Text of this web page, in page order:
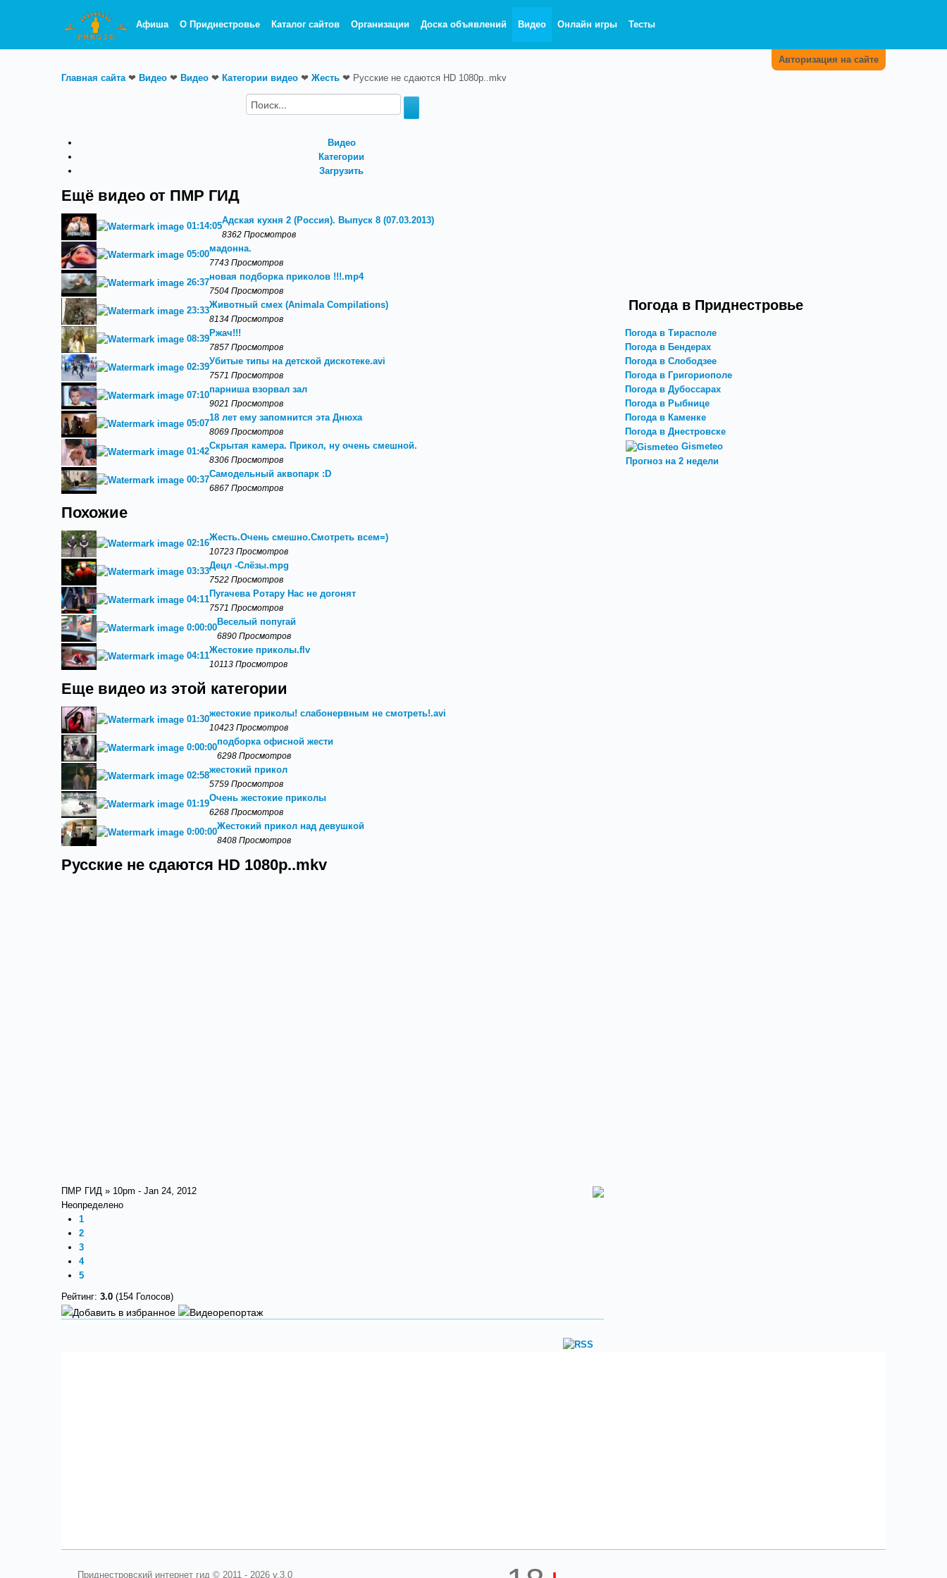
Афиша О Приднестровье Каталог сайтов Организации Доска объявлений Видео Онлайн игры Тесты
Авторизация на сайте
Главная сайта❤ Видео ❤ Видео ❤ Категории видео ❤ Жесть ❤ Русские не сдаются HD 1080p..mkv
Видео
Категории
Загрузить
Ещё видео от ПМР ГИД
01:14:05
Адская кухня 2 (Россия). Выпуск 8 (07.03.2013)
8362 Просмотров
05:00
мадонна.
7743 Просмотров
26:37
новая подборка приколов !!!.mp4
7504 Просмотров
23:33
Животный смех (Animala Compilations)
8134 Просмотров
08:39
Ржач!!!
7857 Просмотров
02:39
Убитые типы на детской дискотеке.avi
7571 Просмотров
07:10
парниша взорвал зал
9021 Просмотров
05:07
18 лет ему запомнится эта Днюха
8069 Просмотров
01:42
Скрытая камера. Прикол, ну очень смешной.
8306 Просмотров
00:37
Самодельный аквопарк :D
6867 Просмотров
Похожие
02:16
Жесть.Очень смешно.Смотреть всем=)
10723 Просмотров
03:33
Децл -Слёзы.mpg
7522 Просмотров
04:11
Пугачева Ротару Нас не догонят
7571 Просмотров
0:00:00
Веселый попугай
6890 Просмотров
04:11
Жестокие приколы.flv
10113 Просмотров
Еще видео из этой категории
01:30
жестокие приколы! слабонервным не смотреть!.avi
10423 Просмотров
0:00:00
подборка офисной жести
6298 Просмотров
02:58
жестокий прикол
5759 Просмотров
01:19
Очень жестокие приколы
6268 Просмотров
0:00:00
Жестокий прикол над девушкой
8408 Просмотров
Русские не сдаются HD 1080p..mkv
ПМР ГИД » 10pm - Jan 24, 2012
Неопределено
1
2
3
4
5
Рейтинг: 3.0 (154 Голосов)
Погода в Приднестровье
Погода в Тирасполе
Погода в Бендерах
Погода в Слободзее
Погода в Григориополе
Погода в Дубоссарах
Погода в Рыбнице
Погода в Каменке
Погода в Днестровске
Gismeteo
Прогноз на 2 недели
Приднестровский интернет гид © 2011 - 2026 v.3.0